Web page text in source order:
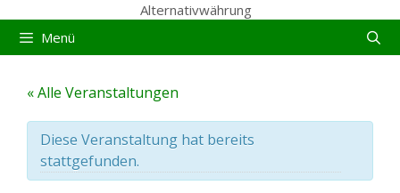
Alternativwährung
Menü
« Alle Veranstaltungen
Diese Veranstaltung hat bereits
stattgefunden.